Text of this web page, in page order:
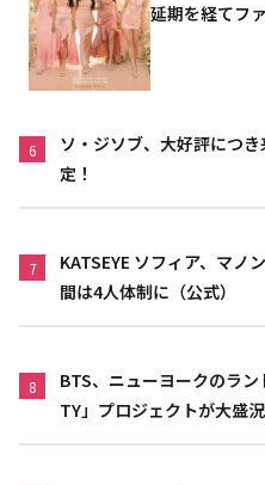
延期を経てフ
6
ソ・ジソブ、大好評につ
定！
7
KATSEYE ソフィア、マ
間は4人体制に（公式）
8
BTS、ニューヨークのラ
TY」プロジェクトが大盛況